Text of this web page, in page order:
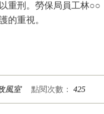
重刑。勞保局員工林○○
的重視。
風室 點閱次數： 425